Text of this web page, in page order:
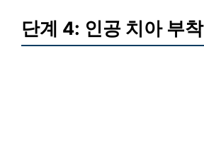
단계 4: 인공 치아 부착